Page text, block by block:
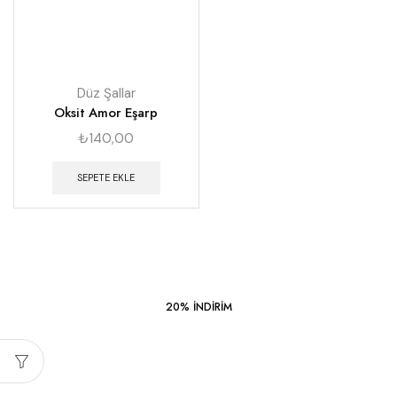
Düz Şallar
Oksit Amor Eşarp
₺140,00
SEPETE EKLE
20% INDIRIM
Sezonun